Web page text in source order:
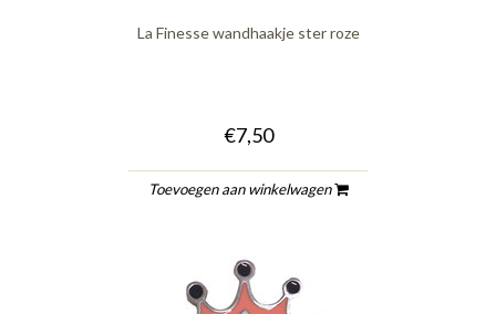
La Finesse wandhaakje ster roze
€7,50
Toevoegen aan winkelwagen